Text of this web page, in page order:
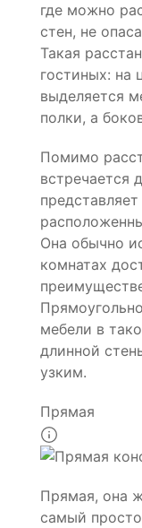
где можно
стен, не
Такая
гостиных: на
выделяется
полки, а
Помимо
встречается
Она обычно
комнатах
мебели в
длинной
узким.
Прямая
Прямая, она
самый